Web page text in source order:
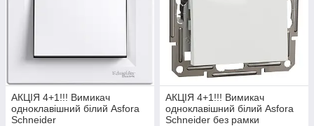
АКЦІЯ 4+1!!! Вимикач
одноклавішний білий Asfora
Schneider
АКЦІЯ 4+1!!! Вимикач
одноклавішний білий Asfora
Schneider без рамки